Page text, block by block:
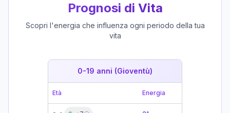
Prognosi di Vita
Scopri l'energia che influenza ogni periodo della tua
vita
0-19 anni (Gioventù)
Età Energia